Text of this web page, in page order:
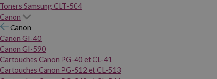
Toners Samsung CLT-504
Canon
Canon
Canon GI-40
Canon GI-590
Cartouches Canon PG-40 et CL-41
Cartouches Canon PG-512 et CL-513